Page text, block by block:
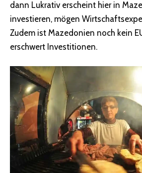
dann Lukrativ erscheint hier in
investieren, mögen
Zudem ist Mazedonien noch kein
erschwert Investitionen.